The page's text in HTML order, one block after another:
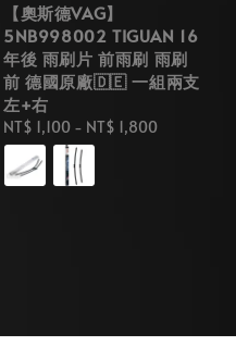
【奧斯德VAG】
5NB998002 TIGUAN 16
年後 雨刷片 前雨刷 雨刷
前 德國原廠🇩🇪 一組兩支
左+右
Regular
price
NT$ 1,100 - NT$ 1,800